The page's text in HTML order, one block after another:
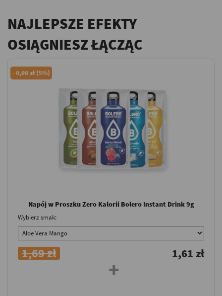
NAJLEPSZE EFEKTY
OSIĄGNIESZ ŁĄCZĄC
-0,08 zł (5%)
Napój w Proszku Zero Kalorii Bolero Instant Drink 9g
Wybierz smak:
1,69 zł 1,61 zł